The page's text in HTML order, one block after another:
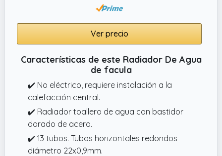
Ver precio
Características de este Radiador De Agua
de facula
✔️ No eléctrico, requiere instalación a la
calefacción central.
✔️ Radiador toallero de agua con bastidor
dorado de acero.
✔️ 13 tubos. Tubos horizontales redondos
diámetro 22x0,9mm.